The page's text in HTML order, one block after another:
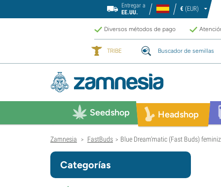
Entregar a
EE.UU.
€ (EUR)
Diversos métodos de pago
TRIBE Buscador de semillas
Seedshop Headshop
Zamnesia > FastBuds > Blue Dream'matic (Fast Buds)
Categorías